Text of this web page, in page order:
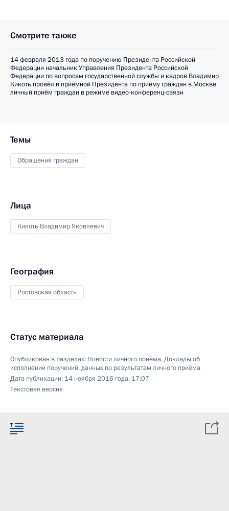
Смотрите также
14 февраля 2013 года по поручению Президента Российской
Федерации начальник Управления Президента Российской
Федерации по вопросам государственной службы и кадров Владимир
Кикоть провёл в приёмной Президента по приёму граждан в Москве
личный приём граждан в режиме видео-конференц-связи
Темы
Обращения граждан
Лица
Кикоть Владимир Яковлевич
География
Ростовская область
Статус материала
Опубликован в разделах: Новости личного приёма,Доклады об
исполнении поручений, данных по результатам личного приёма
Дата публикации: 14 ноября 2016 года, 17:07
Текстовая версия